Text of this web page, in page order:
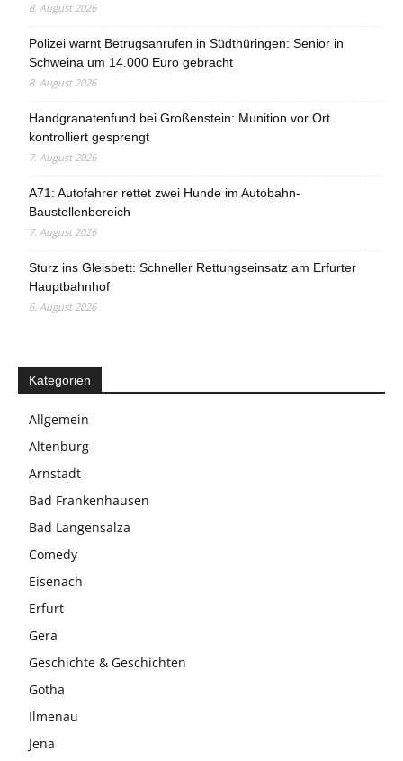
8. August 2026
Polizei warnt Betrugsanrufen in Südthüringen: Senior in
Schweina um 14.000 Euro gebracht
8. August 2026
Handgranatenfund bei Großenstein: Munition vor Ort
kontrolliert gesprengt
7. August 2026
A71: Autofahrer rettet zwei Hunde im Autobahn-
Baustellenbereich
7. August 2026
Sturz ins Gleisbett: Schneller Rettungseinsatz am Erfurter
Hauptbahnhof
6. August 2026
Kategorien
Allgemein
Altenburg
Arnstadt
Bad Frankenhausen
Bad Langensalza
Comedy
Eisenach
Erfurt
Gera
Geschichte & Geschichten
Gotha
Ilmenau
Jena